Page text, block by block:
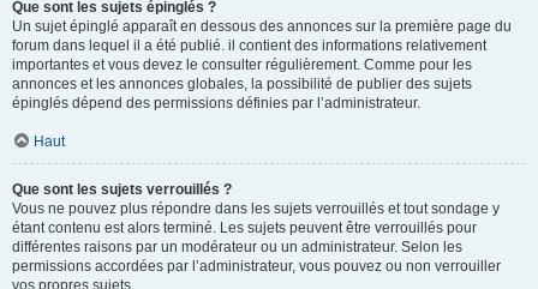
Que sont les sujets épinglés ?
Un sujet épinglé apparaît en dessous des annonces sur la première page du
forum dans lequel il a été publié. il contient des informations relativement
importantes et vous devez le consulter régulièrement. Comme pour les
annonces et les annonces globales, la possibilité de publier des sujets
épinglés dépend des permissions définies par l’administrateur.
Haut
Que sont les sujets verrouillés ?
Vous ne pouvez plus répondre dans les sujets verrouillés et tout sondage y
étant contenu est alors terminé. Les sujets peuvent être verrouillés pour
différentes raisons par un modérateur ou un administrateur. Selon les
permissions accordées par l’administrateur, vous pouvez ou non verrouiller
vos propres sujets.